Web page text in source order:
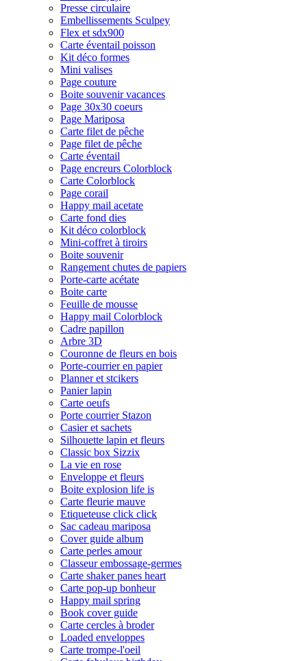
Presse circulaire
Embellissements Sculpey
Flex et sdx900
Carte éventail poisson
Kit déco formes
Mini valises
Page couture
Boite souvenir vacances
Page 30x30 coeurs
Page Mariposa
Carte filet de pêche
Page filet de pêche
Carte éventail
Page encreurs Colorblock
Carte Colorblock
Page corail
Happy mail acetate
Carte fond dies
Kit déco colorblock
Mini-coffret à tiroirs
Boite souvenir
Rangement chutes de papiers
Porte-carte acétate
Boite carte
Feuille de mousse
Happy mail Colorblock
Cadre papillon
Arbre 3D
Couronne de fleurs en bois
Porte-courrier en papier
Planner et stcikers
Panier lapin
Carte oeufs
Porte courrier Stazon
Casier et sachets
Silhouette lapin et fleurs
Classic box Sizzix
La vie en rose
Enveloppe et fleurs
Boite explosion life is
Carte fleurie mauve
Etiqueteuse click click
Sac cadeau mariposa
Cover guide album
Carte perles amour
Classeur embossage-germes
Carte shaker panes heart
Carte pop-up bonheur
Happy mail spring
Book cover guide
Carte cercles à broder
Loaded enveloppes
Carte trompe-l'oeil